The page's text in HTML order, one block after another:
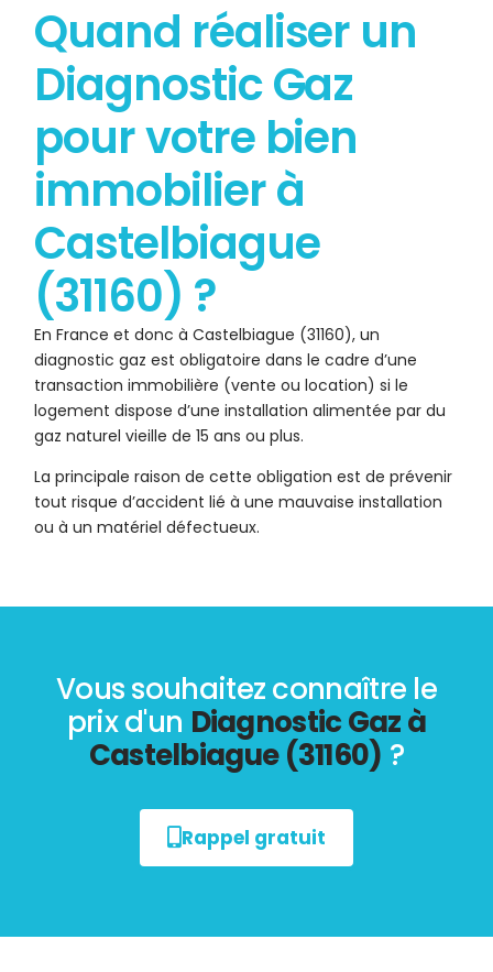
Quand réaliser un
Diagnostic Gaz
pour votre bien
immobilier à
Castelbiague
(31160) ?
En France et donc à Castelbiague (31160), un
diagnostic gaz est obligatoire dans le cadre d’une
transaction immobilière (vente ou location) si le
logement dispose d’une installation alimentée par du
gaz naturel vieille de 15 ans ou plus.
La principale raison de cette obligation est de prévenir
tout risque d’accident lié à une mauvaise installation
ou à un matériel défectueux.
Vous souhaitez connaître le
prix d'un Diagnostic Gaz à
Castelbiague (31160) ?
Rappel gratuit